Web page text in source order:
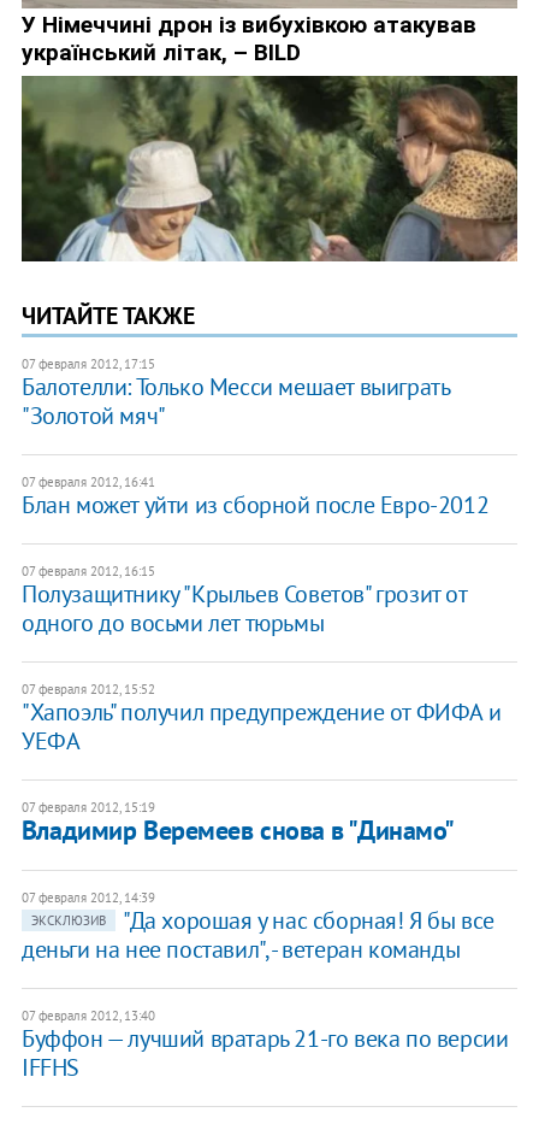
ЧИТАЙТЕ ТАКЖЕ
07 февраля 2012, 17:15
Балотелли: Только Месси мешает выиграть
"Золотой мяч"
07 февраля 2012, 16:41
Блан может уйти из сборной после Евро-2012
07 февраля 2012, 16:15
Полузащитнику "Крыльев Советов" грозит от
одного до восьми лет тюрьмы
07 февраля 2012, 15:52
"Хапоэль" получил предупреждение от ФИФА и
УЕФА
07 февраля 2012, 15:19
Владимир Веремеев снова в "Динамо"
07 февраля 2012, 14:39
ЭКСКЛЮЗИВ
"Да хорошая у нас сборная! Я бы все
деньги на нее поставил", - ветеран команды
07 февраля 2012, 13:40
Буффон — лучший вратарь 21-го века по версии
IFFHS